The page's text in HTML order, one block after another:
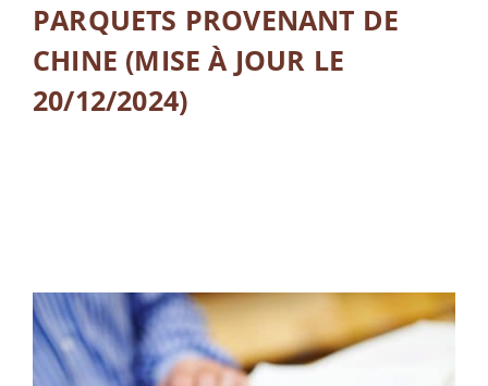
PARQUETS PROVENANT DE
CHINE (MISE À JOUR LE
20/12/2024)